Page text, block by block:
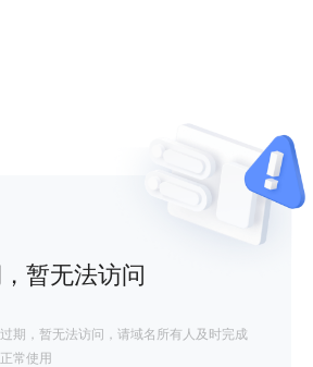
暂无法访问
期，暂无法访问，请域名所有人及时完成
常使用